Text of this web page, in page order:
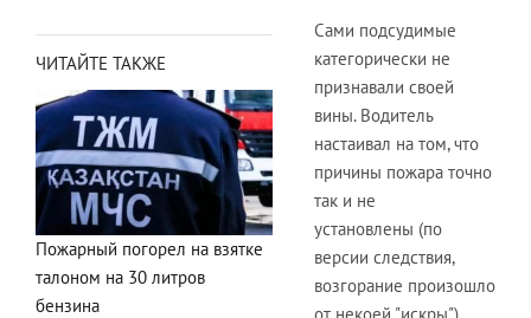
ЧИТАЙТЕ ТАКЖЕ
Пожарный погорел на взятке
талоном на 30 литров
бензина
Сами подсудимые
категорически не
признавали своей
вины. Водитель
настаивал на том, что
причины пожара точно
так и не
установлены (по
версии следствия,
возгорание произошло